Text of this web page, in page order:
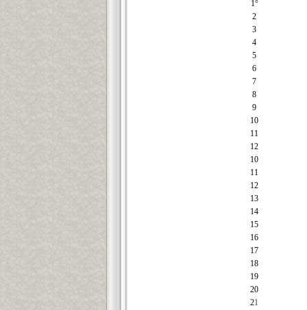
1°
2
3
4
5
6
7
8
9
10
11
12
10
11
12
13
14
15
16
17
18
19
20
21